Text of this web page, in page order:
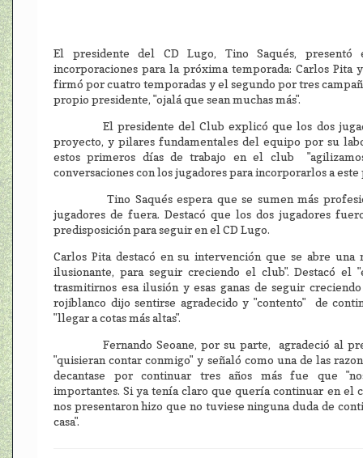
El presidente del CD Lugo, Tino Saqués, presentó
incorporaciones para la próxima temporada: Carlos Pita
firmó por cuatro temporadas y el segundo por tres
propio presidente, "ojalá que sean muchas más".
El presidente del Club explicó que los dos
proyecto, y pilares fundamentales del equipo por su
estos primeros días de trabajo en el club
conversaciones con los jugadores para incorporarlos a este
Tino Saqués espera que se sumen más
jugadores de fuera. Destacó que los dos jugadores
predisposición para seguir en el CD Lugo.
Carlos Pita destacó en su intervención que se abre una
ilusionante, para seguir creciendo el club". Destacó el
trasmitirnos esa ilusión y esas ganas de seguir
rojiblanco dijo sentirse agradecido y "contento" de
"llegar a cotas más altas".
Fernando Seoane, por su parte, agradeció al
"quisieran contar conmigo" y señaló como una de las
decantase por continuar tres años más fue que
importantes. Si ya tenía claro que quería continuar en el
nos presentaron hizo que no tuviese ninguna duda de
casa".